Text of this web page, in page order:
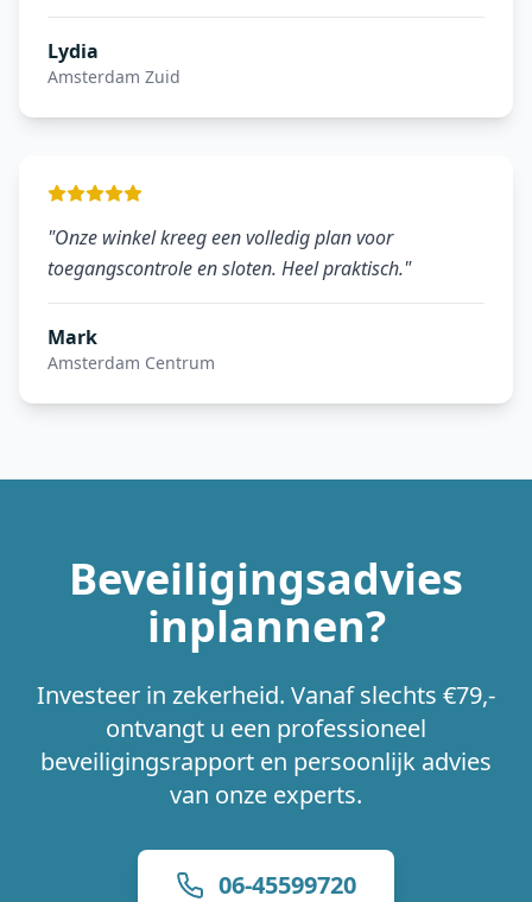
Lydia
Amsterdam Zuid
"Onze winkel kreeg een volledig plan voor
toegangscontrole en sloten. Heel praktisch."
Mark
Amsterdam Centrum
Beveiligingsadvies
inplannen?
Investeer in zekerheid. Vanaf slechts €79,-
ontvangt u een professioneel
beveiligingsrapport en persoonlijk advies
van onze experts.
06-45599720